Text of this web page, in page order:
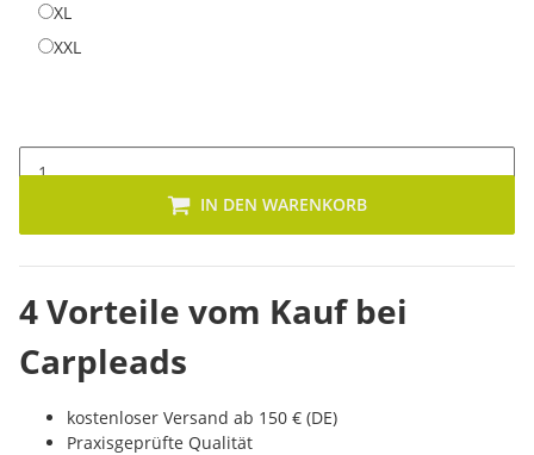
XL
XXL
IN DEN WARENKORB
4 Vorteile vom Kauf bei
Carpleads
kostenloser Versand ab 150 € (DE)
Praxisgeprüfte Qualität